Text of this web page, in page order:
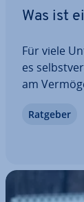
Was ist
Für viele
es
am
hal­te­risch
Ratgeber